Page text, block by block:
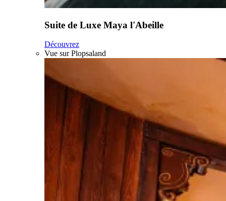
Suite de Luxe Maya l'Abeille
Découvrez
Vue sur Plopsaland